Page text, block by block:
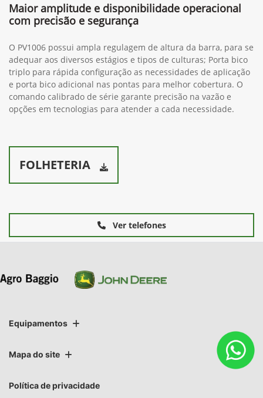
Maior amplitude e disponibilidade operacional
com precisão e segurança
O PV1006 possui ampla regulagem de altura da barra, para se
adequar aos diversos estágios e tipos de culturas; Porta bico
triplo para rápida configuração as necessidades de aplicação
e porta bico adicional nas pontas para melhor cobertura. O
comando calibrado de série garante precisão na vazão e
opções em tecnologias para atender a cada necessidade.
FOLHETERIA
Ver telefones
Equipamentos
Mapa do site
Política de privacidade